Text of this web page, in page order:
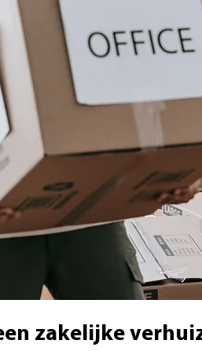
zakelijke